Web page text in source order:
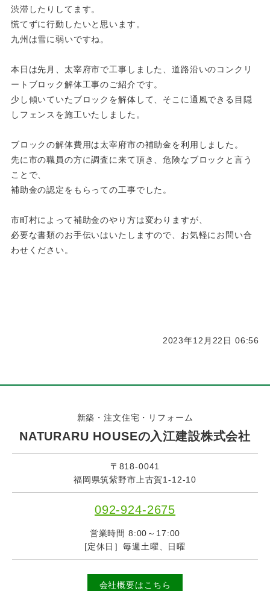
渋滞したりしてます。
慌てずに行動したいと思います。
九州は雪に弱いですね。
本日は先月、太宰府市で工事しました、道路沿いのコンクリ
ートブロック解体工事のご紹介です。
少し傾いていたブロックを解体して、そこに通風できる目隠
しフェンスを施工いたしました。
ブロックの解体費用は太宰府市の補助金を利用しました。
先に市の職員の方に調査に来て頂き、危険なブロックと言う
ことで、
補助金の認定をもらっての工事でした。
市町村によって補助金のやり方は変わりますが、
必要な書類のお手伝いはいたしますので、お気軽にお問い合
わせください。
2023年12月22日 06:56
新築・注文住宅・リフォーム
NATURARU HOUSEの入江建設株式会社
〒818-0041
福岡県筑紫野市上古賀1-12-10
092-924-2675
営業時間 8:00～17:00
[定休日］毎週土曜、日曜
会社概要はこちら